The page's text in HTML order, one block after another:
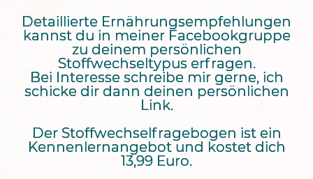
Detaillierte Ernährungsempfehlungen
kannst du in meiner Facebookgruppe
zu deinem persönlichen
Stoffwechseltypus erfragen.
Bei Interesse schreibe mir gerne, ich
schicke dir dann deinen persönlichen
Link.
Der Stoffwechselfragebogen ist ein
Kennenlernangebot und kostet dich
13,99 Euro.